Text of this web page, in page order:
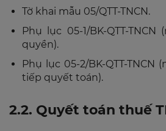
Tờ khai mẫu 05/QTT-TNCN.
Phụ lục 05-1/BK-QTT-
quyền).
Phụ lục 05-2/BK-QTT-TNCN
tiếp quyết toán).
2.2. Quyết toán thuế